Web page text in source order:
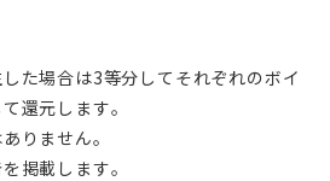
た場合は3等分してそれぞれのボイ
還元します。
りません。
掲載します。